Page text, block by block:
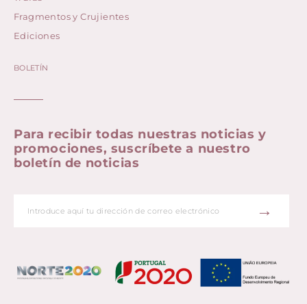
Fragmentos y Crujientes
Ediciones
BOLETÍN
Para recibir todas nuestras noticias y
promociones, suscríbete a nuestro
boletín de noticias
→